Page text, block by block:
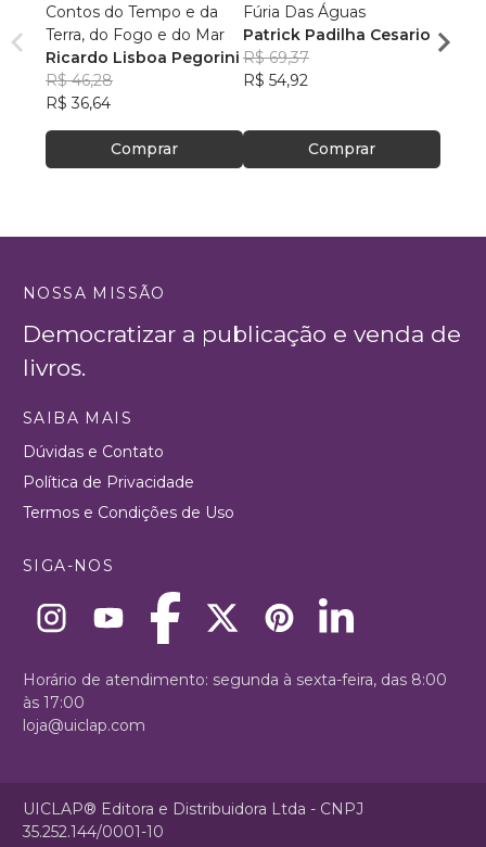
Contos do Tempo e da
Terra, do Fogo e do Mar
Ricardo Lisboa Pegorini
R$ 46,28
R$ 36,64
Comprar
Fúria Das Águas
Patrick Padilha Cesario
R$ 69,37
R$ 54,92
Comprar
R$
NOSSA MISSÃO
Democratizar a publicação e venda de
livros.
SAIBA MAIS
Dúvidas e Contato
Política de Privacidade
Termos e Condições de Uso
SIGA-NOS
Horário de atendimento: segunda à sexta-feira, das 8:00
às 17:00
loja@uiclap.com
UICLAP® Editora e Distribuidora Ltda - CNPJ
35.252.144/0001-10